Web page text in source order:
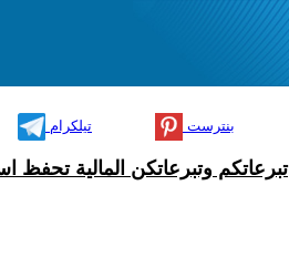
تيلكرام بنترست
تبرعاتكم وتبرعاتكن المالية تحفظ